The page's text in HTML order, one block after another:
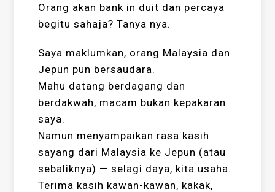
Orang akan bank in duit dan percaya
begitu sahaja? Tanya nya.
Saya maklumkan, orang Malaysia dan
Jepun pun bersaudara.
Mahu datang berdagang dan
berdakwah, macam bukan kepakaran
saya.
Namun menyampaikan rasa kasih
sayang dari Malaysia ke Jepun (atau
sebaliknya) — selagi daya, kita usaha.
Terima kasih kawan-kawan, kakak,